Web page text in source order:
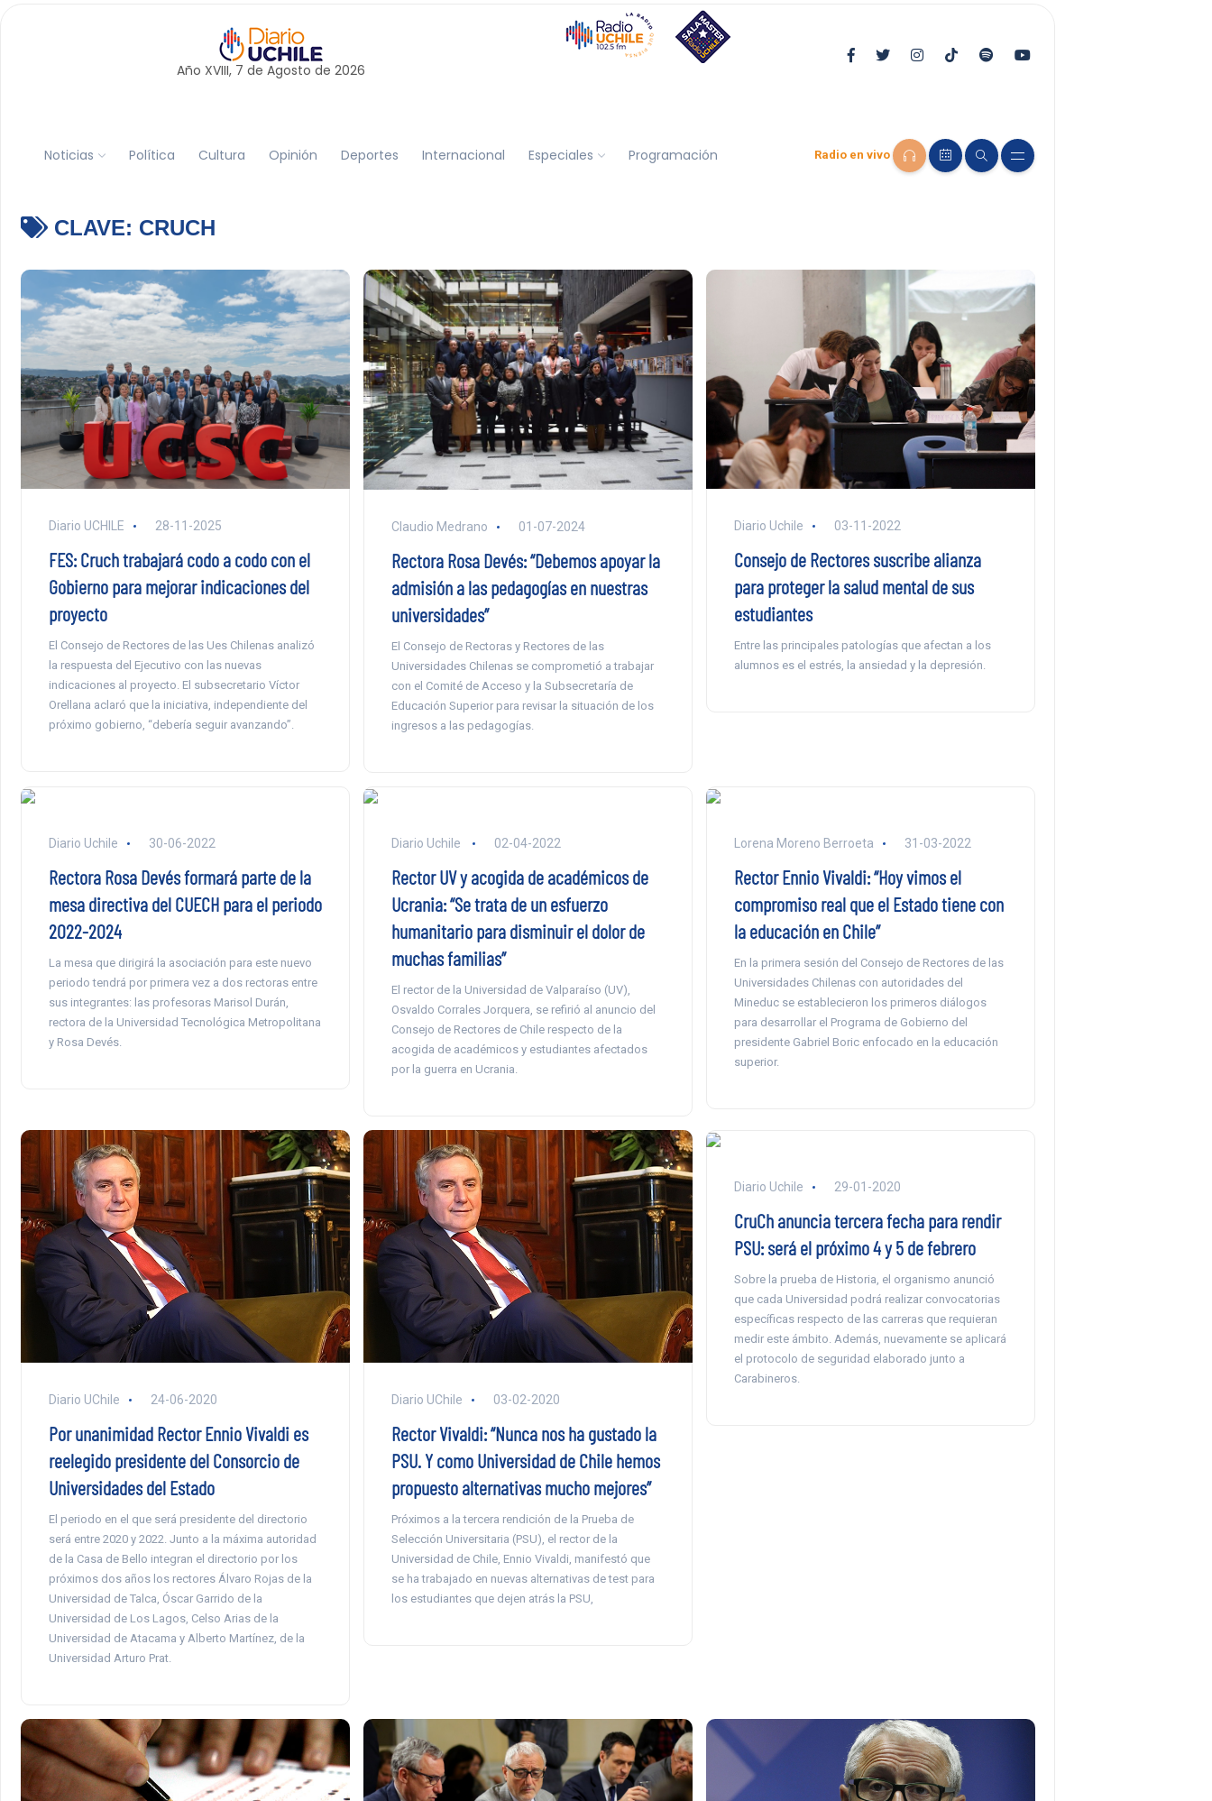
Año XVIII, 7 de Agosto de 2026
Noticias Política Cultura Opinión Deportes Internacional Especiales Programación Radio en vivo
CLAVE: CRUCH
Diario UCHILE 28-11-2025
FES: Cruch trabajará codo a codo con el
Gobierno para mejorar indicaciones del
proyecto
El Consejo de Rectores de las Ues Chilenas analizó
la respuesta del Ejecutivo con las nuevas
indicaciones al proyecto. El subsecretario Víctor
Orellana aclaró que la iniciativa, independiente del
próximo gobierno, “debería seguir avanzando”.
Claudio Medrano 01-07-2024
Rectora Rosa Devés: “Debemos apoyar la
admisión a las pedagogías en nuestras
universidades”
El Consejo de Rectoras y Rectores de las
Universidades Chilenas se comprometió a trabajar
con el Comité de Acceso y la Subsecretaría de
Educación Superior para revisar la situación de los
ingresos a las pedagogías.
Diario Uchile 03-11-2022
Consejo de Rectores suscribe alianza
para proteger la salud mental de sus
estudiantes
Entre las principales patologías que afectan a los
alumnos es el estrés, la ansiedad y la depresión.
Diario Uchile 30-06-2022
Rectora Rosa Devés formará parte de la
mesa directiva del CUECH para el periodo
2022-2024
La mesa que dirigirá la asociación para este nuevo
periodo tendrá por primera vez a dos rectoras entre
sus integrantes: las profesoras Marisol Durán,
rectora de la Universidad Tecnológica Metropolitana
y Rosa Devés.
Diario Uchile 02-04-2022
Rector UV y acogida de académicos de
Ucrania: “Se trata de un esfuerzo
humanitario para disminuir el dolor de
muchas familias”
El rector de la Universidad de Valparaíso (UV),
Osvaldo Corrales Jorquera, se refirió al anuncio del
Consejo de Rectores de Chile respecto de la
acogida de académicos y estudiantes afectados
por la guerra en Ucrania.
Lorena Moreno Berroeta 31-03-2022
Rector Ennio Vivaldi: “Hoy vimos el
compromiso real que el Estado tiene con
la educación en Chile”
En la primera sesión del Consejo de Rectores de las
Universidades Chilenas con autoridades del
Mineduc se establecieron los primeros diálogos
para desarrollar el Programa de Gobierno del
presidente Gabriel Boric enfocado en la educación
superior.
Diario UChile 24-06-2020
Por unanimidad Rector Ennio Vivaldi es
reelegido presidente del Consorcio de
Universidades del Estado
El periodo en el que será presidente del directorio
será entre 2020 y 2022. Junto a la máxima autoridad
de la Casa de Bello integran el directorio por los
próximos dos años los rectores Álvaro Rojas de la
Universidad de Talca, Óscar Garrido de la
Universidad de Los Lagos, Celso Arias de la
Universidad de Atacama y Alberto Martínez, de la
Universidad Arturo Prat.
Diario UChile 03-02-2020
Rector Vivaldi: “Nunca nos ha gustado la
PSU. Y como Universidad de Chile hemos
propuesto alternativas mucho mejores”
Próximos a la tercera rendición de la Prueba de
Selección Universitaria (PSU), el rector de la
Universidad de Chile, Ennio Vivaldi, manifestó que
se ha trabajado en nuevas alternativas de test para
los estudiantes que dejen atrás la PSU,
Diario Uchile 29-01-2020
CruCh anuncia tercera fecha para rendir
PSU: será el próximo 4 y 5 de febrero
Sobre la prueba de Historia, el organismo anunció
que cada Universidad podrá realizar convocatorias
específicas respecto de las carreras que requieran
medir este ámbito. Además, nuevamente se aplicará
el protocolo de seguridad elaborado junto a
Carabineros.